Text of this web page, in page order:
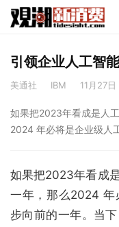
引领企业人工智
美通社 IBM 11月27日
如果把2023年看成是人
2024 年必将是企业级人
如果把2023年看成
一年，那么2024 年
步向前的一年。当